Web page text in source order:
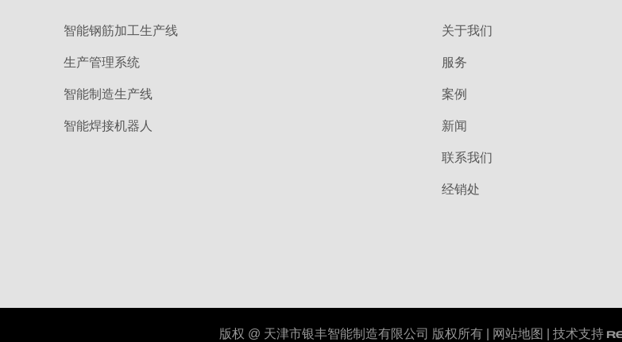
智能钢筋加工生产线
生产管理系统
智能制造生产线
智能焊接机器人
关于我们
服务
案例
新闻
联系我们
经销处
版权 @ 天津市银丰智能制造有限公司 版权所有 | 网站地图 | 技术支持